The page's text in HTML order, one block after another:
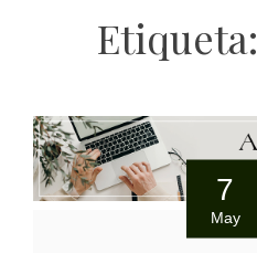
Etiqueta:
7
May